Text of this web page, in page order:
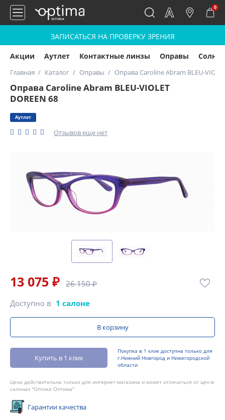
0
ЗАПИСАТЬСЯ НА ПРОВЕРКУ ЗРЕНИЯ
Акции Аутлет Контактные линзы Оправы
Главная Каталог Оправы Оправа Caroline Abram BLEU-
Оправа Caroline Abram BLEU-VIOLET
DOREEN 68
Аутлет
Отзывов еще нет
13 075 ₽ 26 150 ₽
Доступно в 1 салоне
В корзину
Купить в 1 клик
Покупка в 1 клик доступна только для
г.Нижний Новгород и Нижегородской
области
Цена действительна только для интернет-магазина и может отличаться от цен в
салонах "Оптика Оптима"
Гарантии качества